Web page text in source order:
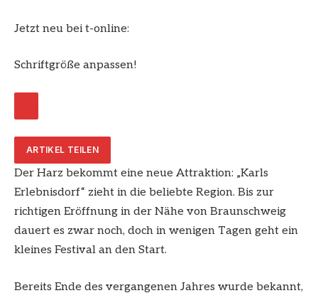
Jetzt neu bei t-online:
Schriftgröße anpassen!
ARTIKEL TEILEN
Der Harz bekommt eine neue Attraktion: „Karls
Erlebnisdorf“ zieht in die beliebte Region. Bis zur
richtigen Eröffnung in der Nähe von Braunschweig
dauert es zwar noch, doch in wenigen Tagen geht ein
kleines Festival an den Start.
Bereits Ende des vergangenen Jahres wurde bekannt,